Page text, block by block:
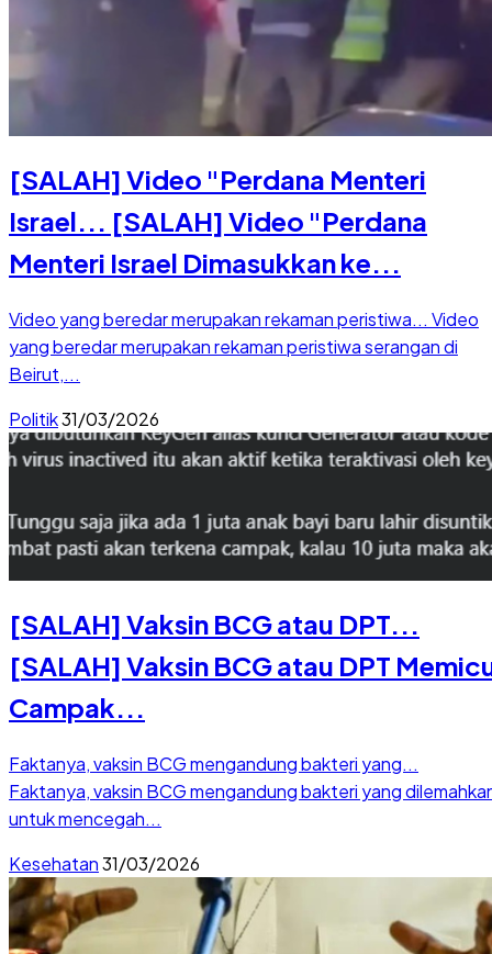
[SALAH] Video "Perdana Menteri
Israel... [SALAH] Video "Perdana
Menteri Israel Dimasukkan ke...
Video yang beredar merupakan rekaman peristiwa... Video
yang beredar merupakan rekaman peristiwa serangan di
Beirut,...
Politik31/03/2026
[SALAH] Vaksin BCG atau DPT...
[SALAH] Vaksin BCG atau DPT
Campak...
Faktanya, vaksin BCG mengandung bakteri yang...
Faktanya, vaksin BCG mengandung bakteri yang
untuk mencegah...
Kesehatan31/03/2026